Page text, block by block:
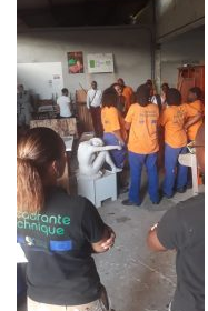
SIGNALER UNE FRAUDE